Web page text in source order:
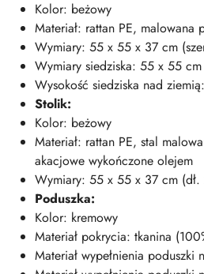
Kolor: beżowy
Materiał: rattan PE, malowana
Wymiary: 55 x 55 x 37 cm
Wymiary siedziska: 55 x 55 cm
Wysokość siedziska nad
Stolik:
Kolor: beżowy
Materiał: rattan PE, stal
akacjowe wykończone olejem
Wymiary: 55 x 55 x 37 cm (dł.
Poduszka:
Kolor: kremowy
Materiał pokrycia: tkanina
Materiał wypełnienia poduszki